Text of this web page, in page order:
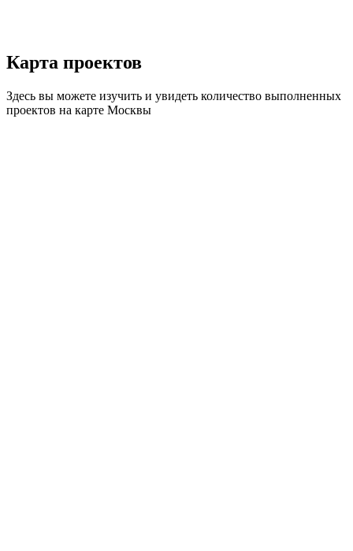
Карта проектов
Здесь вы можете изучить и увидеть количество выполненных
проектов на карте Москвы